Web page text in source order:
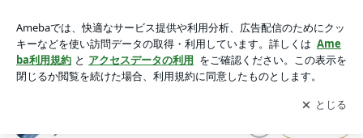
ンSALE | アラフォー子育て母のプチプラコーデ
アプリをダウンロードして ブログの更新通知
を受け取りまし
ょう。
開く
デ